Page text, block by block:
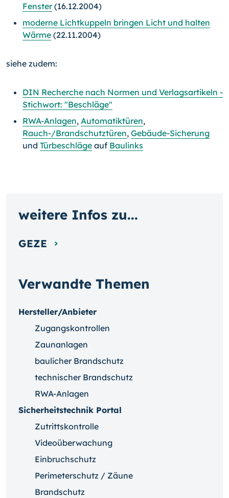
Fenster(16.12.2004)
moderne Lichtkuppeln bringen Licht und halten
Wärme (22.11.2004)
siehe zudem:
DIN Recherche nach Normen und Verlagsartikeln -
Stichwort: "Beschläge"
RWA-Anlagen, Automatiktüren,
Rauch-/Brandschutztüren, Gebäude-Sicherung
und Türbeschläge auf Baulinks
Verwandte Themen
Hersteller/Anbieter
Zugangskontrollen
Zaunanlagen
baulicher Brandschutz
technischer Brandschutz
RWA-Anlagen
Sicherheitstechnik Portal
Zutrittskontrolle
Videoüberwachung
Einbruchschutz
Perimeterschutz / Zäune
Brandschutz
weitere Infos zu...
GEZE